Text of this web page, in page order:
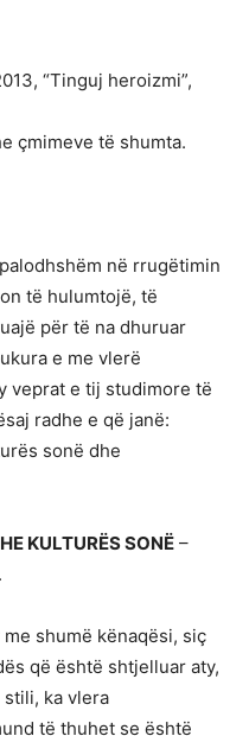
“Tinguj heroizmi”,
çmimeve të shumta.
në rrugëtimin
të hulumtojë, të
për të na dhuruar
e me vlerë
veprat e tij studimore të
radhe e që janë:
sonë dhe
KULTURËS SONË –
shumë kënaqësi, siç
që është shtjelluar aty,
ka vlera
të thuhet se është